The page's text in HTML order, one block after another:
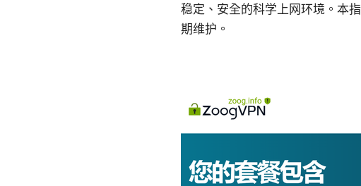
稳定、安全的科学上网环境。本
期维护。